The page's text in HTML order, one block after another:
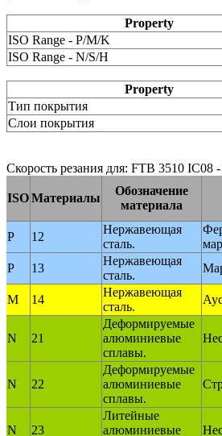
Property
ISO Range - P/M/K
ISO Range - N/S/H
Property
Тип покрытия
Слои покрытия
Скорость резания для: FTB 3510 IC08
ISOМатериалы
Обозначение
материала
P 12
Нержавеющая
сталь.
P 13
Нержавеющая
сталь.
M 14
Нержавеющая
сталь.
N 21
Деформируемые
алюминиевые
сплавы.
N 22
Деформируемые
алюминиевые
сплавы.
N 23
Литейные
алюминиевые